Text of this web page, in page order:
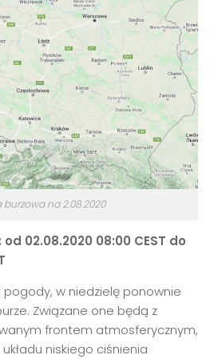
burzowa na 2.08.2020
02.08.2020 08:00 CEST do
pogody, w niedzielę ponownie
Związane one będą z
frontem atmosferycznym,
niskiego ciśnienia